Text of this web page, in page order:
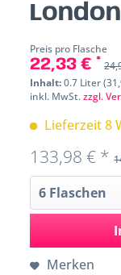
Preis pro Flasche
22,33 € *
Inhalt:0.7 Liter
inkl. MwSt.zzgl.
Lieferzeit 8
133,98 € *
Merken